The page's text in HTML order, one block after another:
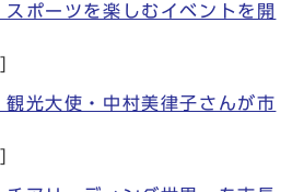
ポーツを楽しむイベントを開
光大使・中村美律子さんが市